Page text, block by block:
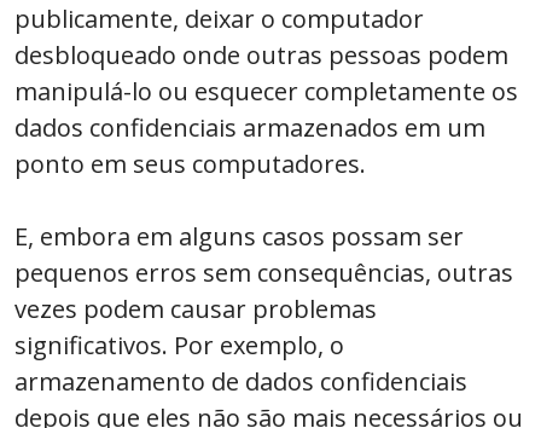
publicamente, deixar o computador
desbloqueado onde outras pessoas podem
manipulá-lo ou esquecer completamente os
dados confidenciais armazenados em um
ponto em seus computadores.
E, embora em alguns casos possam ser
pequenos erros sem consequências, outras
vezes podem causar problemas
significativos. Por exemplo, o
armazenamento de dados confidenciais
depois que eles não são mais necessários ou